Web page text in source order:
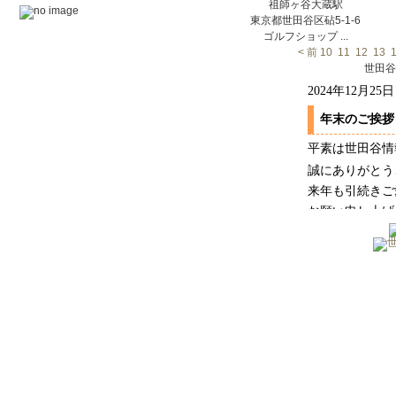
祖師ヶ谷大蔵駅
東京都世田谷区砧5-1-6
ゴルフショップ ...
< 前 10 11 12 13
世田